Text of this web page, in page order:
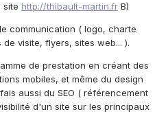
site http://thibault-martin.fr B)
communication ( logo, charte
visite, flyers, sites web... ).
de prestation en créant des
mobiles, et même du design
aussi du SEO ( référencement
d'un site sur les principaux